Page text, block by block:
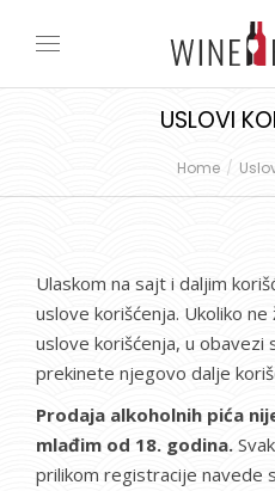
USLOVI
Home
Ulaskom na sajt i daljim
uslove korišćenja. Ukoliko
uslove korišćenja, u obavezi
prekinete njegovo dalje
Prodaja alkoholnih pića
mlađim od 18. godina.
prilikom registracije navede